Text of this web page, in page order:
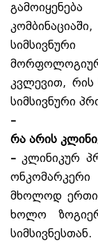
კვლევით, რის
სიმსივნური
–
რა არის
– კლინიკურ
ონკომარკერი
მხოლოდ ერთი
ხოლო